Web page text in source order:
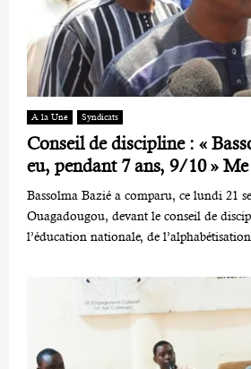
A la Une Syndicats
Conseil de discipline : «
eu, pendant 7 ans, 9/10 »
Bassolma Bazié a comparu, ce lundi 21
Ouagadougou, devant le conseil de
l’éducation nationale, de